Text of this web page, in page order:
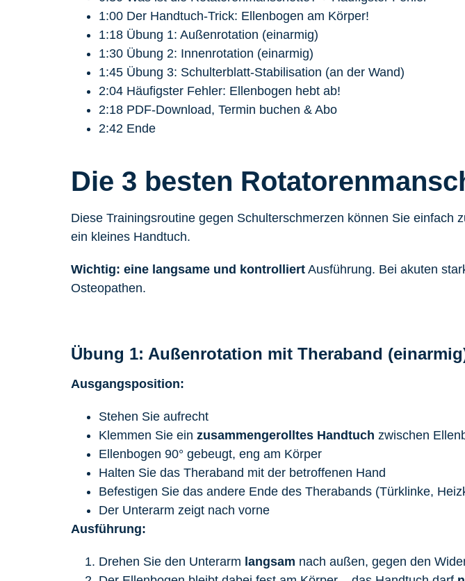
1:00 Der Handtuch-Trick: Ellenbogen am Körper!
1:18 Übung 1: Außenrotation (einarmig)
1:30 Übung 2: Innenrotation (einarmig)
1:45 Übung 3: Schulterblatt-Stabilisation (an der Wand)
2:04 Häufigster Fehler: Ellenbogen hebt ab!
2:18 PDF-Download, Termin buchen & Abo
2:42 Ende
Die 3 besten
Diese Trainingsroutine gegen Schulterschmerzen können Sie
ein kleines Handtuch.
Wichtig: eine langsame und kontrolliert Ausführung. Bei akuten
Osteopathen.
Übung 1: Außenrotation mit Theraband
Ausgangsposition:
Stehen Sie aufrecht
Klemmen Sie ein zusammengerolltes Handtuch zwischen
Ellenbogen 90° gebeugt, eng am Körper
Halten Sie das Theraband mit der betroffenen Hand
Befestigen Sie das andere Ende des Therabands (Türklinke,
Der Unterarm zeigt nach vorne
Ausführung:
Drehen Sie den Unterarm langsam nach außen, gegen den